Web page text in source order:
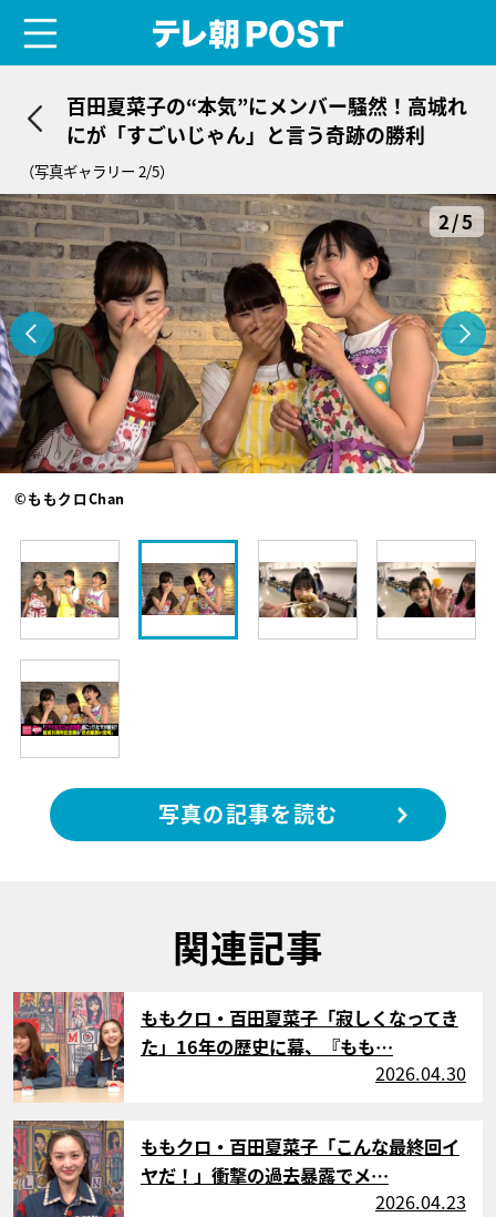
百田夏菜子の“本気”にメンバー騒然！高城れ
にが「すごいじゃん」と言う奇跡の勝利
（写真ギャラリー 2/5）
2/5
©ももクロChan
写真の記事を読む
関連記事
サムネイル
ももクロ・百田夏菜子「寂しくなってき
た」16年の歴史に幕、『もも…
2026.04.30
サムネイル
ももクロ・百田夏菜子「こんな最終回イ
ヤだ！」衝撃の過去暴露でメ…
2026.04.23